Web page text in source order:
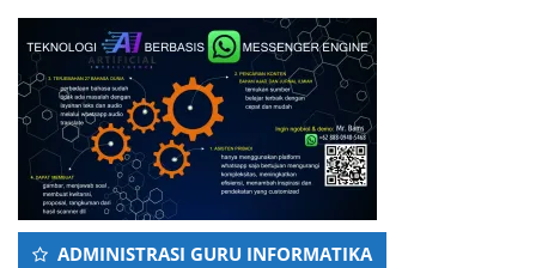
ADMINISTRASI GURU INFORMATIKA